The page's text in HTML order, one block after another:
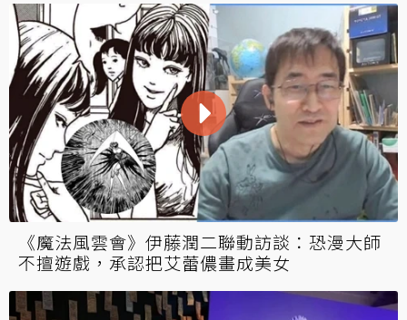
《魔法風雲會》伊藤潤二聯動訪談：恐漫大師
不擅遊戲，承認把艾蕾儂畫成美女